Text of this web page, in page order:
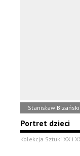
Stanisław Bizański
Portret dzieci
Kolekcja Sztuki XX i